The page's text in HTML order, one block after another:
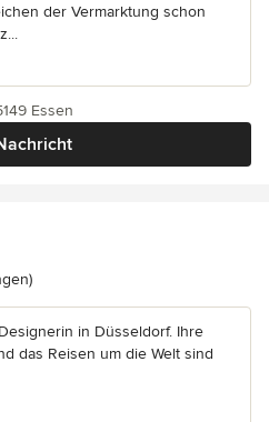
der Vermarktung schon
Essen
5 von 5 Sternen
in Düsseldorf. Ihre
das Reisen um die Welt sind